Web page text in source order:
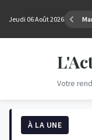
Jeudi 06 Août 2026
Votre
À LA UNE